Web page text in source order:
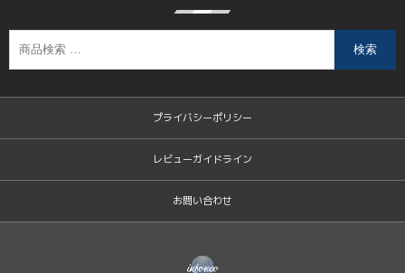
検索
プライバシーポリシー
レビューガイドライン
お問い合わせ